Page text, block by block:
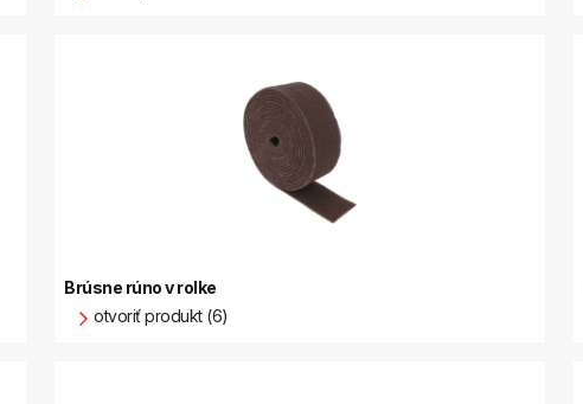
Brúsne rúno v rolke
otvoriť produkt (6)